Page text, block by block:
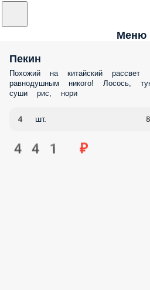
Меню
Пекин
Похожий на китайский рассвет
равнодушным никого! Лосось,
суши рис, нори
4 шт.
441 ₽